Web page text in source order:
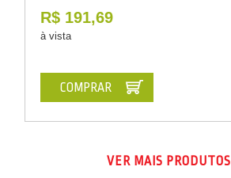
R$ 191,69
à vista
COMPRAR
VER MAIS PRODUTOS